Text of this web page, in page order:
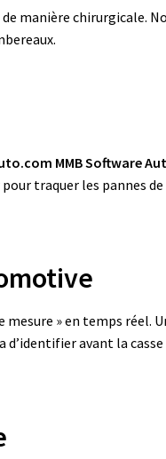
manière chirurgicale.
MMB Software
traquer les pannes de
mesure » en temps réel.
d’identifier avant la